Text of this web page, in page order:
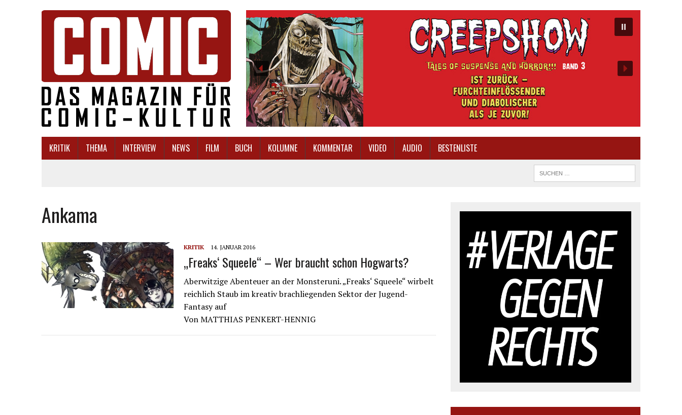
KRITIK THEMA INTERVIEW NEWS FILM BUCH KOLUMNE KOMMENTAR VIDEO AUDIO BESTENLISTE
Ankama
KRITIK 14. JANUAR 2016
„Freaks‘ Squeele“ – Wer braucht schon Hogwarts?
Aberwitzige Abenteuer an der Monsteruni. „Freaks‘ Squeele“ wirbelt
reichlich Staub im kreativ brachliegenden Sektor der Jugend-
Fantasy auf
Von MATTHIAS PENKERT-HENNIG